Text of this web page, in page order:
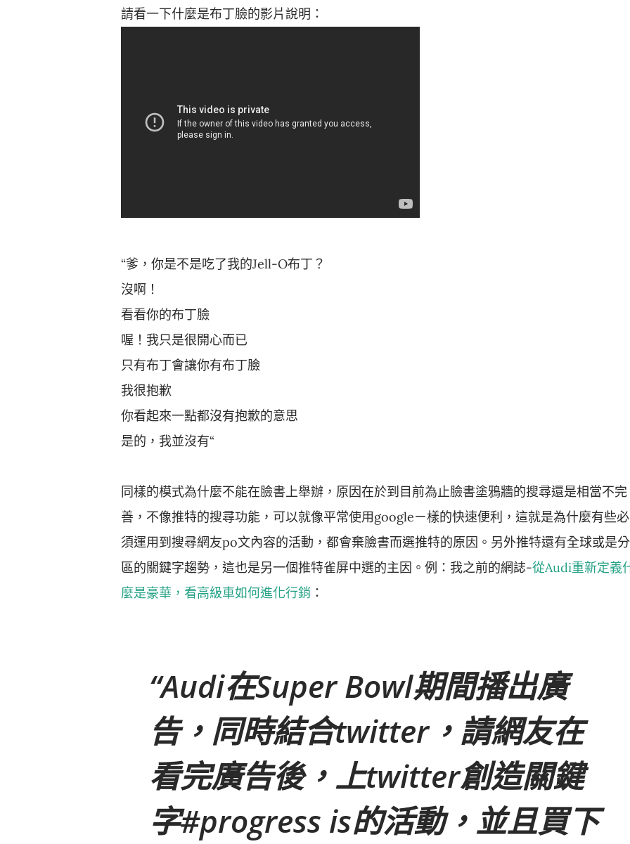
請看一下什麼是布丁臉的影片說明：
“爹，你是不是吃了我的Jell-O布丁？
沒啊！
看看你的布丁臉
喔！我只是很開心而已
只有布丁會讓你有布丁臉
我很抱歉
你看起來一點都沒有抱歉的意思
是的，我並沒有“
同樣的模式為什麼不能在臉書上舉辦，原因在於到目前為止臉書塗鴉牆的搜尋還是相當不完
善，不像推特的搜尋功能，可以就像平常使用googleㄧ樣的快速便利，這就是為什麼有些必
須運用到搜尋網友po文內容的活動，都會棄臉書而選推特的原因。另外推特還有全球或是分
區的關鍵字趨勢，這也是另一個推特雀屏中選的主因。例：我之前的網誌-從Audi重新定義
麼是豪華，看高級車如何進化行銷 ：
Audi在Super Bowl期間播出廣
告，同時結合twitter，請網友在
看完廣告後，上twitter創造關鍵
字#progress is的活動，並且買下